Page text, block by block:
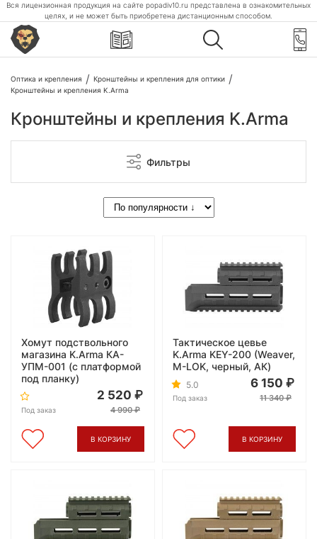
Вся лицензионная продукция на сайте popadiv10.ru представлена в ознакомительных
целях, и не может быть приобретена дистанционным способом.
Оптика и крепления
Кронштейны и крепления для оптики
Кронштейны и крепления K.Arma
Кронштейны и крепления K.Arma
Фильтры
Хомут подствольного
магазина K.Arma КА-
УПМ-001 (с платформой
под планку)
Под заказ
2 520
4 990
В КОРЗИНУ
Тактическое цевье
K.Arma KEY-200 (Weaver,
M-LOK, черный, АК)
5.0
Под заказ
6 150
11 340
В КОРЗИНУ